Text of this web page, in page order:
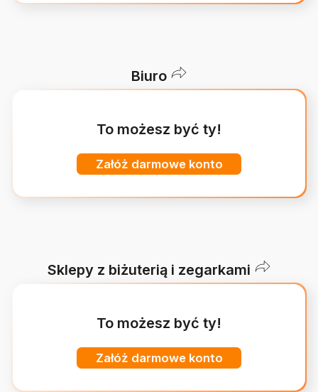
Biuro
To możesz być ty!
Załóż darmowe konto
Sklepy z biżuterią i zegarkami
To możesz być ty!
Załóż darmowe konto